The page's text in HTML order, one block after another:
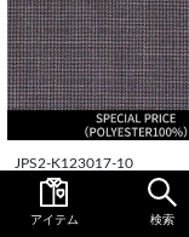
JPS2-K123017-10
【パターンオーダー】
ARSE SELECTLINE 2釦
アイテム 検索